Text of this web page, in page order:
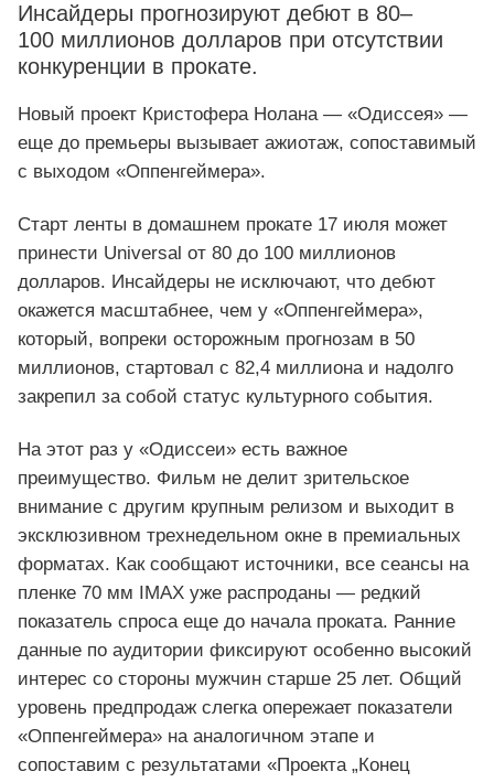
Инсайдеры прогнозируют дебют в 80–
100 миллионов долларов при отсутствии
конкуренции в прокате.
Новый проект Кристофера Нолана — «Одиссея» —
еще до премьеры вызывает ажиотаж, сопоставимый
с выходом «Оппенгеймера».
Старт ленты в домашнем прокате 17 июля может
принести Universal от 80 до 100 миллионов
долларов. Инсайдеры не исключают, что дебют
окажется масштабнее, чем у «Оппенгеймера»,
который, вопреки осторожным прогнозам в 50
миллионов, стартовал с 82,4 миллиона и надолго
закрепил за собой статус культурного события.
На этот раз у «Одиссеи» есть важное
преимущество. Фильм не делит зрительское
внимание с другим крупным релизом и выходит в
эксклюзивном трехнедельном окне в премиальных
форматах. Как сообщают источники, все сеансы на
пленке 70 мм IMAX уже распроданы — редкий
показатель спроса еще до начала проката. Ранние
данные по аудитории фиксируют особенно высокий
интерес со стороны мужчин старше 25 лет. Общий
уровень предпродаж слегка опережает показатели
«Оппенгеймера» на аналогичном этапе и
сопоставим с результатами «Проекта „Конец